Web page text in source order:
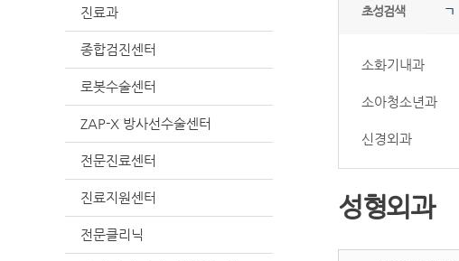
진료과
종합검진센터
로봇수술센터
ZAP-X 방사선수술센터
전문진료센터
진료지원센터
전문클리닉
초성검색 ㄱ
소화기내과
소아청소년과
신경외과
성형외과